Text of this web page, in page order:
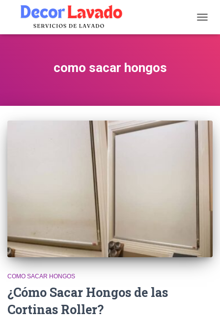
MODO
como sacar hongos
COMO SACAR HONGOS
¿Cómo Sacar Hongos de las
Cortinas Roller?